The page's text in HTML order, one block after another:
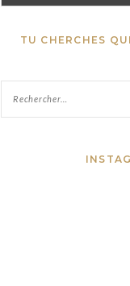
TU CHERCHES